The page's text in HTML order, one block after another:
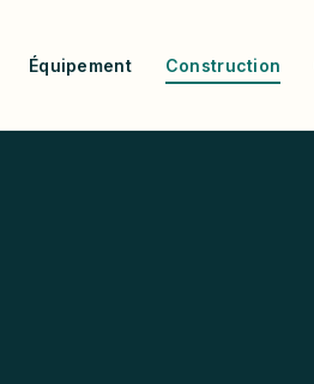
Équipement Construction